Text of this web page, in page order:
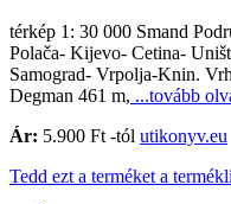
térkép 1: 30 000 Smand
Polača- Kijevo- Cetina-
Samograd- Vrpolja-Knin.
Degman 461 m, ...tovább
Ár: 5.900 Ft -tól utikonyv.eu
Tedd ezt a terméket a